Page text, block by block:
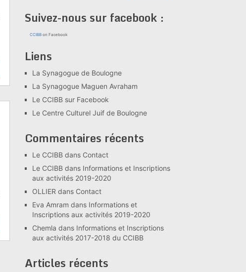
Suivez-nous sur facebook :
CCIBB on Facebook
Liens
La Synagogue de Boulogne
La Synagogue Maguen Avraham
Le CCIBB sur Facebook
Le Centre Culturel Juif de Boulogne
Commentaires récents
Le CCIBB dans Contact
Le CCIBB dans Informations et Inscriptions
aux activités 2019-2020
OLLIER dans Contact
Eva Amram dans Informations et
Inscriptions aux activités 2019-2020
Chemla dans Informations et Inscriptions
aux activités 2017-2018 du CCIBB
Articles récents